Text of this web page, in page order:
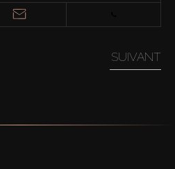
SUIVANT